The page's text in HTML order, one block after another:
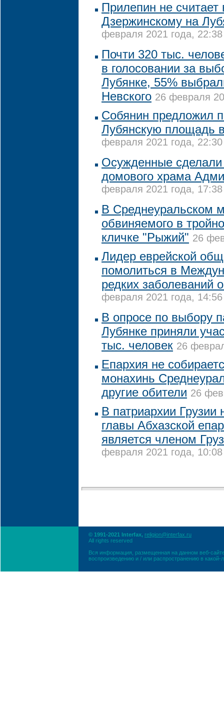
Прилепин не
Дзержинскому на
февраля 2021 года, 22:38
Почти 320 тыс.
в голосовании за
Лубянке, 55%
Невского 26 февраля
Собянин предложил
Лубянскую площадь
февраля 2021 года, 22:30
Осужденные сделали
домового храма
февраля 2021 года, 17:38
В Среднеуральском
обвиняемого в
кличке "Рыжий" 26
Лидер еврейской
помолиться в
редких заболеваний
февраля 2021 года, 14:56
В опросе по выбору
Лубянке приняли
тыс. человек 26
Епархия не
монахинь
другие обители 26
В патриархии
главы Абхазской
является членом
февраля 2021 года, 10:08
© 1991-2021 Interfax, religion@interfax.ru
All rights reserved
Вся информация, размещенная на данном веб-
воспроизведению и / или распространению в